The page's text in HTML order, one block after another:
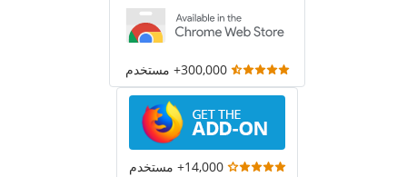
300,000+ مستخدم
14,000+ مستخدم